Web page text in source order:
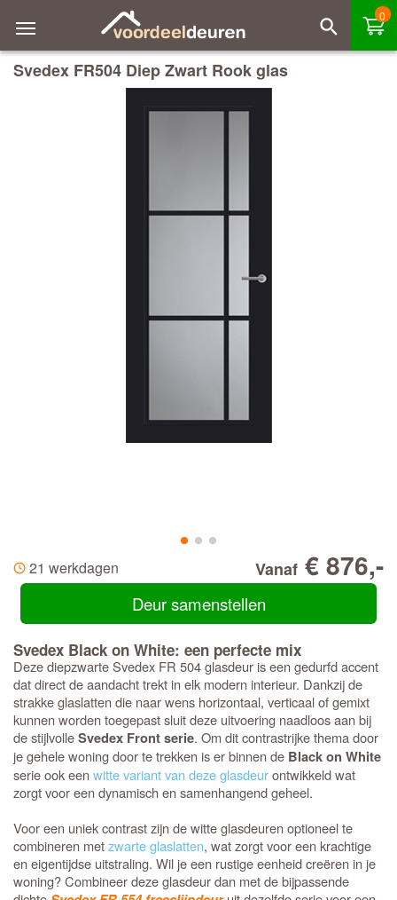
0
Svedex FR504 Diep Zwart Rook glas
21 werkdagen Vanaf € 876,-
Deur samenstellen
Svedex Black on White: een perfecte mix
Deze diepzwarte Svedex FR 504 glasdeur is een gedurfd accent
dat direct de aandacht trekt in elk modern interieur. Dankzij de
strakke glaslatten die naar wens horizontaal, verticaal of gemixt
kunnen worden toegepast sluit deze uitvoering naadloos aan bij
de stijlvolleSvedex Front serie. Om dit contrastrijke thema door
je gehele woning door te trekken is er binnen de Black on White
serie ook eenwitte variant van deze glasdeurontwikkeld wat
zorgt voor een dynamisch en samenhangend geheel.
Voor een uniek contrast zijn de witte glasdeuren optioneel te
combineren metzwarte glaslatten, wat zorgt voor een krachtige
en eigentijdse uitstraling. Wil je een rustige eenheid creëren in je
woning? Combineer deze glasdeur dan met de bijpassende